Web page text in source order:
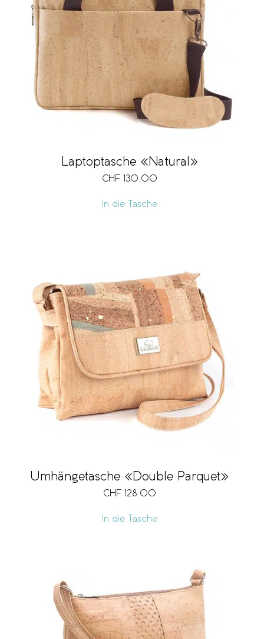
Laptoptasche «Natural»
CHF 130.00
In die Tasche
Umhängetasche «Double Parquet»
CHF 128.00
In die Tasche